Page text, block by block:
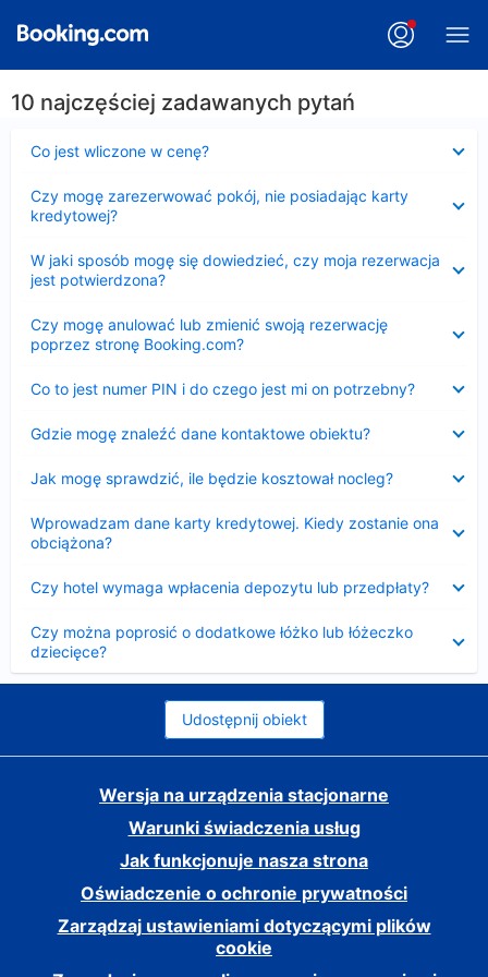
10 najczęściej zadawanych pytań
Co jest wliczone w cenę?
Czy mogę zarezerwować pokój, nie posiadając karty
kredytowej?
W jaki sposób mogę się dowiedzieć, czy moja rezerwacja
jest potwierdzona?
Czy mogę anulować lub zmienić swoją rezerwację
poprzez stronę Booking.com?
Co to jest numer PIN i do czego jest mi on potrzebny?
Gdzie mogę znaleźć dane kontaktowe obiektu?
Jak mogę sprawdzić, ile będzie kosztował nocleg?
Wprowadzam dane karty kredytowej. Kiedy zostanie ona
obciążona?
Czy hotel wymaga wpłacenia depozytu lub przedpłaty?
Czy można poprosić o dodatkowe łóżko lub łóżeczko
dziecięce?
Udostępnij obiekt
Wersja na urządzenia stacjonarne
Warunki świadczenia usług
Jak funkcjonuje nasza strona
Oświadczenie o ochronie prywatności
Zarządzaj ustawieniami dotyczącymi plików
cookie